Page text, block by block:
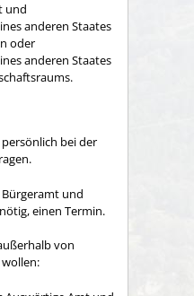
und
anderen Staates
oder
anderen Staates
bei der
Bürgeramt und
einen Termin.
von